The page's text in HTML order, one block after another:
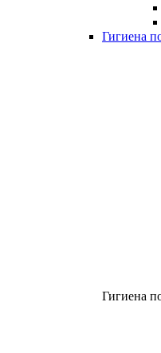
Гигиена
Гигиена